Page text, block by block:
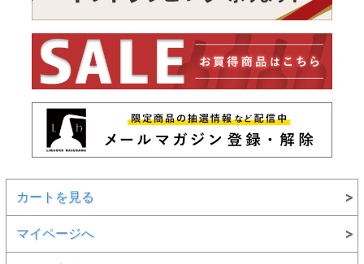
カートを見る
マイページへ